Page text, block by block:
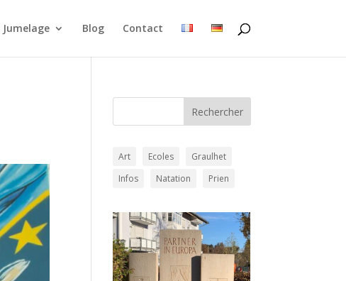
Jumelage Blog Contact
Art Ecoles
Graulhet
Infos
Natation Prien